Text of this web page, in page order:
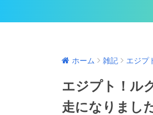
ホーム 雑記 エジプ
エジプト！ル
走になりまし